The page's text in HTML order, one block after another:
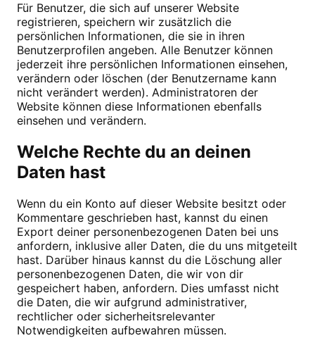
Für Benutzer, die sich auf unserer Website
registrieren, speichern wir zusätzlich die
persönlichen Informationen, die sie in ihren
Benutzerprofilen angeben. Alle Benutzer können
jederzeit ihre persönlichen Informationen einsehen,
verändern oder löschen (der Benutzername kann
nicht verändert werden). Administratoren der
Website können diese Informationen ebenfalls
einsehen und verändern.
Welche Rechte du an deinen
Daten hast
Wenn du ein Konto auf dieser Website besitzt oder
Kommentare geschrieben hast, kannst du einen
Export deiner personenbezogenen Daten bei uns
anfordern, inklusive aller Daten, die du uns mitgeteilt
hast. Darüber hinaus kannst du die Löschung aller
personenbezogenen Daten, die wir von dir
gespeichert haben, anfordern. Dies umfasst nicht
die Daten, die wir aufgrund administrativer,
rechtlicher oder sicherheitsrelevanter
Notwendigkeiten aufbewahren müssen.